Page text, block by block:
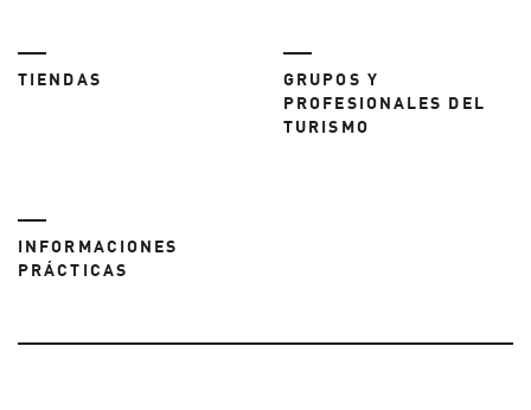
TIENDAS
GRUPOS Y
PROFESIONALES DEL
TURISMO
INFORMACIONES
PRÁCTICAS